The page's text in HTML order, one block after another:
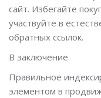
сайт. Избегайте
участвуйте в
обратных ссылок.
В заключение
Правильное
элементом в